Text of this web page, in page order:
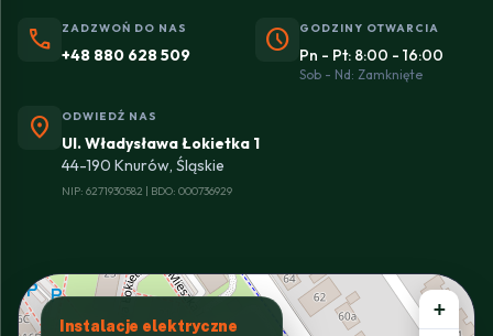
phone ZADZWOŃ DO NAS
+48 880 628 509 schedule GODZINY OTWARCIA
Pn - Pt: 8:00 - 16:00
Sob - Nd: Zamknięte
location_on ODWIEDŹ NAS
Ul. Władysława Łokietka 1
44-190 Knurów, Śląskie
NIP: 6271930582 | BDO: 000736929
Instalacje elektryczne
+